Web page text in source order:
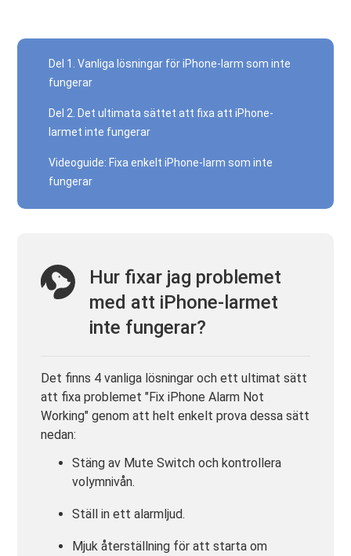
Del 1. Vanliga lösningar för iPhone-larm som inte
fungerar
Del 2. Det ultimata sättet att fixa att iPhone-
larmet inte fungerar
Videoguide: Fixa enkelt iPhone-larm som inte
fungerar
Hur fixar jag problemet
med att iPhone-larmet
inte fungerar?
Det finns 4 vanliga lösningar och ett ultimat sätt
att fixa problemet "Fix iPhone Alarm Not
Working" genom att helt enkelt prova dessa sätt
nedan:
Stäng av Mute Switch och kontrollera
volymnivån.
Ställ in ett alarmljud.
Mjuk återställning för att starta om